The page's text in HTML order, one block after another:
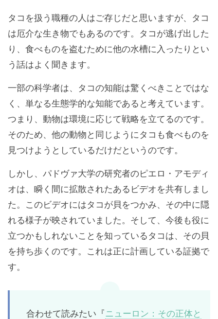
タコを扱う職種の人はご存じだと思いますが、タコ
は厄介な生き物でもあるのです。タコが逃げ出した
り、食べものを盗むために他の水槽に入ったりとい
う話はよく聞きます。
一部の科学者は、タコの知能は驚くべきことではな
く、単なる生態学的な知能であると考えています。
つまり、動物は環境に応じて戦略を立てるのです。
そのため、他の動物と同じようにタコも食べものを
見つけようとしているだけだというのです。
しかし、パドヴァ大学の研究者のピエロ・アモディ
オは、瞬く間に拡散されたあるビデオを共有しまし
た。このビデオにはタコが貝をつかみ、その中に隠
れる様子が映されていました。そして、今後も役に
立つかもしれないことを知っているタコは、その貝
を持ち歩くのです。これは正に計画している証拠で
す。
合わせて読みたい『ニューロン：その正体と